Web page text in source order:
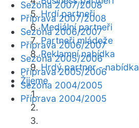
Hrdí partneři
Mediální partneři
Partneři mládeže
Reklamní nabídka
Hrdý partner - nabídka
Žijeme
Sezóna 2007/2008
Příprava 2007/2008
Sezóna 2006/2007
Příprava 2006/2007
Sezóna 2005/2006
Příprava 2005/2006
Sezóna 2004/2005
Příprava 2004/2005